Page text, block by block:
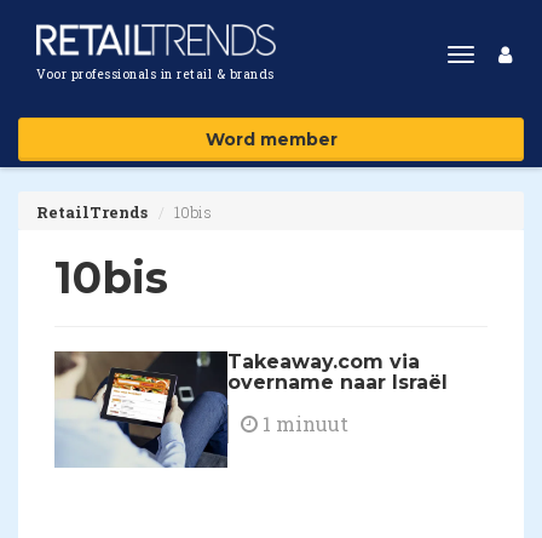
Voor professionals in retail & brands
Toggle
Word member
RetailTrends 10bis
10bis
Takeaway.com via
overname naar Israël
1 minuut